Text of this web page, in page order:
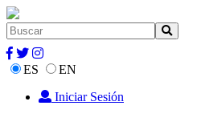
ES
EN
Iniciar Sesión